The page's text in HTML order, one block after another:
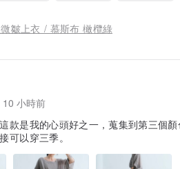
皺上衣 / 慕斯布 橄欖綠
10 小時前
這款是我的心頭好之一，蒐集到第三個
可以穿三季。